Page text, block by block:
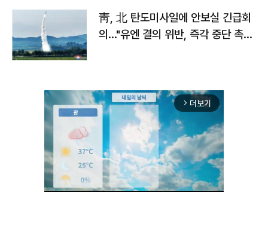
靑, 北 탄도미사일에 안보실 긴급회
의…"유엔 결의 위반, 즉각 중단 촉
arrow_forward_ios 더보기